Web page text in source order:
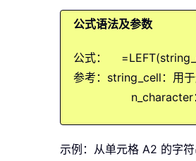
公式语法及参数
公式：
参考：string_cell：用
n_character
示例：从单元格 A2 的字